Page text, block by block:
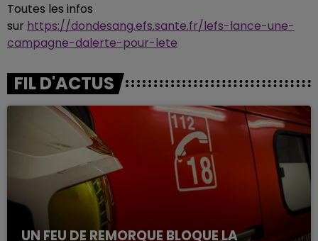
Toutes les infos
sur https://dondesang.efs.sante.fr/lefs-lance-une-
campagne-dalerte-pour-lete
FIL D'ACTUS
UN FEU DE REMORQUE BLOQUE LA